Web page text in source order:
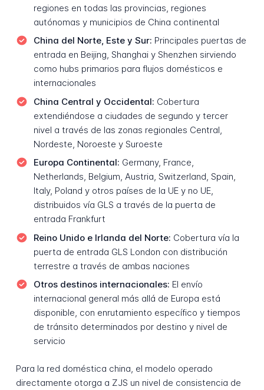
regiones en todas las provincias, regiones
autónomas y municipios de China continental
China del Norte, Este y Sur: Principales puertas de
entrada en Beijing, Shanghai y Shenzhen sirviendo
como hubs primarios para flujos domésticos e
internacionales
China Central y Occidental: Cobertura
extendiéndose a ciudades de segundo y tercer
nivel a través de las zonas regionales Central,
Nordeste, Noroeste y Suroeste
Europa Continental: Germany, France,
Netherlands, Belgium, Austria, Switzerland, Spain,
Italy, Poland y otros países de la UE y no UE,
distribuidos vía GLS a través de la puerta de
entrada Frankfurt
Reino Unido e Irlanda del Norte: Cobertura vía la
puerta de entrada GLS London con distribución
terrestre a través de ambas naciones
Otros destinos internacionales: El envío
internacional general más allá de Europa está
disponible, con enrutamiento específico y tiempos
de tránsito determinados por destino y nivel de
servicio
Para la red doméstica china, el modelo operado
directamente otorga a ZJS un nivel de consistencia de